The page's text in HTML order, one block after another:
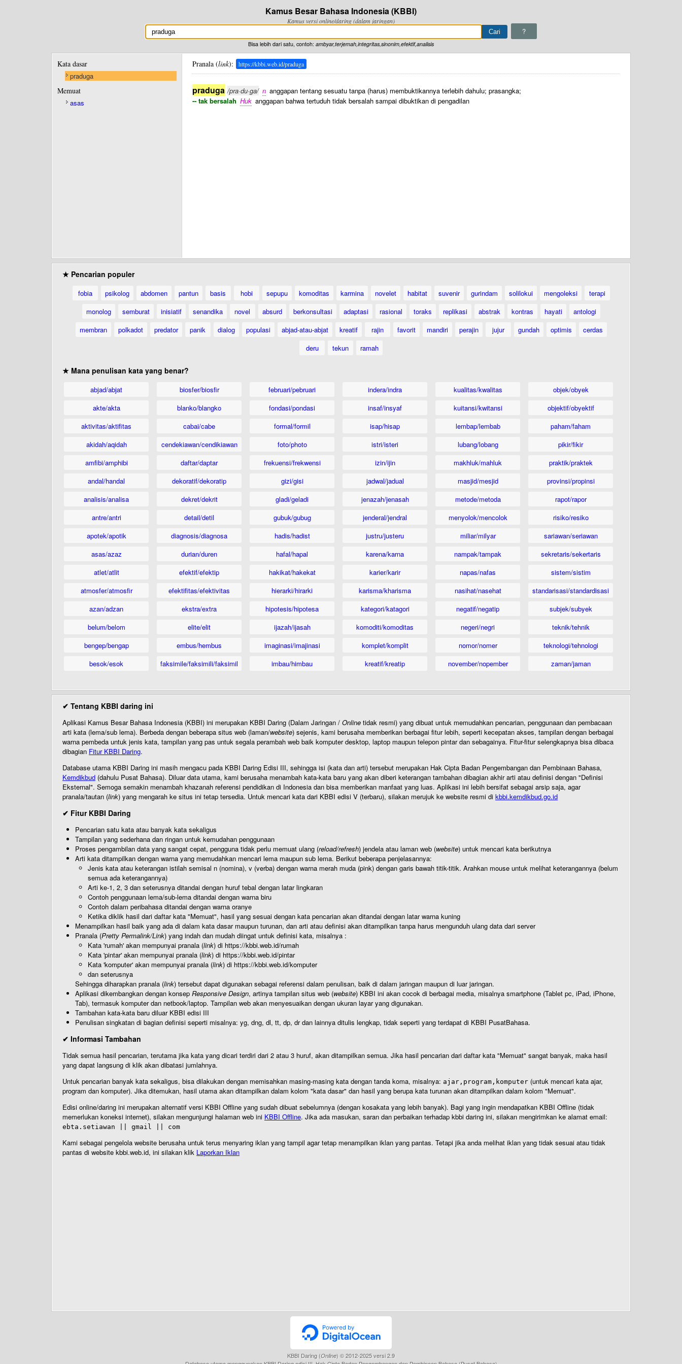
Kamus Besar Bahasa Indonesia (KBBI)
Kamus versi online/daring (dalam jaringan)
?
Bisa lebih dari satu, contoh: ambyar,terjemah,integritas,sinonim,efektif,analisis
Kata dasar
praduga
Memuat
asas
Pranala (link): https://kbbi.web.id/praduga
praduga /pra·du·ga/ n anggapan tentang sesuatu tanpa (harus) membuktikannya terlebih dahulu; prasangka;
-- tak bersalah Huk anggapan bahwa tertuduh tidak bersalah sampai dibuktikan di pengadilan
★ Pencarian populer
fobia psikolog abdomen pantun basis hobi sepupu komoditas karmina novelet habitat suvenir gurindam solilokui mengoleksi
terapi
monolog
semburat inisiatif senandika novel absurd berkonsultasi adaptasi rasional toraks replikasi abstrak kontras hayati
antologi
membran
polkadot predator panik dialog populasi abjad-atau-abjat kreatif rajin favorit mandiri perajin jujur gundah optimis
cerdas
deru
tekun ramah
★ Mana penulisan kata yang benar?
abjad/abjat
akte/akta
aktivitas/aktifitas
akidah/aqidah
amfibi/amphibi
andal/handal
analisis/analisa
antre/antri
apotek/apotik
asas/azaz
atlet/atlit
atmosfer/atmosfir
azan/adzan
belum/belom
bengep/bengap
besok/esok
biosfer/biosfir
blanko/blangko
cabai/cabe
cendekiawan/cendikiawan
daftar/daptar
dekoratif/dekoratip
dekret/dekrit
detail/detil
diagnosis/diagnosa
durian/duren
efektif/efektip
efektifitas/efektivitas
ekstra/extra
elite/elit
embus/hembus
faksimile/faksimili/faksimil
februari/pebruari
fondasi/pondasi
formal/formil
foto/photo
frekuensi/frekwensi
gizi/gisi
gladi/geladi
gubuk/gubug
hadis/hadist
hafal/hapal
hakikat/hakekat
hierarki/hirarki
hipotesis/hipotesa
ijazah/ijasah
imaginasi/imajinasi
imbau/himbau
indera/indra
insaf/insyaf
isap/hisap
istri/isteri
izin/ijin
jadwal/jadual
jenazah/jenasah
jenderal/jendral
justru/justeru
karena/karna
karier/karir
karisma/kharisma
kategori/katagori
komoditi/komoditas
komplet/komplit
kreatif/kreatip
kualitas/kwalitas
kuitansi/kwitansi
lembap/lembab
lubang/lobang
makhluk/mahluk
masjid/mesjid
metode/metoda
menyolok/mencolok
miliar/milyar
nampak/tampak
napas/nafas
nasihat/nasehat
negatif/negatip
negeri/negri
nomor/nomer
november/nopember
objek/obyek
objektif/obyektif
paham/faham
pikir/fikir
praktik/praktek
provinsi/propinsi
rapot/rapor
risiko/resiko
sariawan/seriawan
sekretaris/sekertaris
sistem/sistim
standarisasi/standardisasi
subjek/subyek
teknik/tehnik
teknologi/tehnologi
zaman/jaman
✔ Tentang KBBI daring ini
Aplikasi Kamus Besar Bahasa Indonesia (KBBI) ini merupakan KBBI Daring (Dalam Jaringan / Online tidak resmi) yang dibuat untuk memudahkan pencarian, penggunaan dan pembacaan
arti kata (lema/sub lema). Berbeda dengan beberapa situs web (laman/website) sejenis, kami berusaha memberikan berbagai fitur lebih, seperti kecepatan akses, tampilan dengan berbagai
warna pembeda untuk jenis kata, tampilan yang pas untuk segala perambah web baik komputer desktop, laptop maupun telepon pintar dan sebagainya. Fitur-fitur selengkapnya bisa dibaca
dibagian Fitur KBBI Daring.
Database utama KBBI Daring ini masih mengacu pada KBBI Daring Edisi III, sehingga isi (kata dan arti) tersebut merupakan Hak Cipta Badan Pengembangan dan Pembinaan Bahasa,
Kemdikbud (dahulu Pusat Bahasa). Diluar data utama, kami berusaha menambah kata-kata baru yang akan diberi keterangan tambahan dibagian akhir arti atau definisi dengan "Definisi
Eksternal". Semoga semakin menambah khazanah referensi pendidikan di Indonesia dan bisa memberikan manfaat yang luas. Aplikasi ini lebih bersifat sebagai arsip saja, agar
pranala/tautan (link) yang mengarah ke situs ini tetap tersedia. Untuk mencari kata dari KBBI edisi V (terbaru), silakan merujuk ke website resmi di kbbi.kemdikbud.go.id
✔ Fitur KBBI Daring
Pencarian satu kata atau banyak kata sekaligus
Tampilan yang sederhana dan ringan untuk kemudahan penggunaan
Proses pengambilan data yang sangat cepat, pengguna tidak perlu memuat ulang (reload/refresh) jendela atau laman web (website) untuk mencari kata berikutnya
Arti kata ditampilkan dengan warna yang memudahkan mencari lema maupun sub lema. Berikut beberapa penjelasannya:
Jenis kata atau keterangan istilah semisal n (nomina), v (verba) dengan warna merah muda (pink) dengan garis bawah titik-titik. Arahkan mouse untuk melihat keterangannya (belum
semua ada keterangannya)
Arti ke-1, 2, 3 dan seterusnya ditandai dengan huruf tebal dengan latar lingkaran
Contoh penggunaan lema/sub-lema ditandai dengan warna biru
Contoh dalam peribahasa ditandai dengan warna oranye
Ketika diklik hasil dari daftar kata "Memuat", hasil yang sesuai dengan kata pencarian akan ditandai dengan latar warna kuning
Menampilkan hasil baik yang ada di dalam kata dasar maupun turunan, dan arti atau definisi akan ditampilkan tanpa harus mengunduh ulang data dari server
Pranala (Pretty Permalink/Link) yang indah dan mudah diingat untuk definisi kata, misalnya :
Kata 'rumah' akan mempunyai pranala (link) di https://kbbi.web.id/rumah
Kata 'pintar' akan mempunyai pranala (link) di https://kbbi.web.id/pintar
Kata 'komputer' akan mempunyai pranala (link) di https://kbbi.web.id/komputer
dan seterusnya
Sehingga diharapkan pranala (link) tersebut dapat digunakan sebagai referensi dalam penulisan, baik di dalam jaringan maupun di luar jaringan.
Aplikasi dikembangkan dengan konsep Responsive Design, artinya tampilan situs web (website) KBBI ini akan cocok di berbagai media, misalnya smartphone (Tablet pc, iPad, iPhone,
Tab), termasuk komputer dan netbook/laptop. Tampilan web akan menyesuaikan dengan ukuran layar yang digunakan.
Tambahan kata-kata baru diluar KBBI edisi III
Penulisan singkatan di bagian definisi seperti misalnya: yg, dng, dl, tt, dp, dr dan lainnya ditulis lengkap, tidak seperti yang terdapat di KBBI PusatBahasa.
✔ Informasi Tambahan
Tidak semua hasil pencarian, terutama jika kata yang dicari terdiri dari 2 atau 3 huruf, akan ditampilkan semua. Jika hasil pencarian dari daftar kata "Memuat" sangat banyak, maka hasil
yang dapat langsung di klik akan dibatasi jumlahnya.
Untuk pencarian banyak kata sekaligus, bisa dilakukan dengan memisahkan masing-masing kata dengan tanda koma, misalnya: ajar,program,komputer (untuk mencari kata ajar,
program dan komputer). Jika ditemukan, hasil utama akan ditampilkan dalam kolom "kata dasar" dan hasil yang berupa kata turunan akan ditampilkan dalam kolom "Memuat".
Edisi online/daring ini merupakan alternatif versi KBBI Offline yang sudah dibuat sebelumnya (dengan kosakata yang lebih banyak). Bagi yang ingin mendapatkan KBBI Offline (tidak
memerlukan koneksi internet), silakan mengunjungi halaman web ini KBBI Offline. Jika ada masukan, saran dan perbaikan terhadap kbbi daring ini, silakan mengirimkan ke alamat email:
ebta.setiawan || gmail || com
Kami sebagai pengelola website berusaha untuk terus menyaring iklan yang tampil agar tetap menampilkan iklan yang pantas. Tetapi jika anda melihat iklan yang tidak sesuai atau tidak
pantas di website kbbi.web.id, ini silakan klik Laporkan Iklan
KBBI Daring (Online) © 2012-2025 versi 2.9